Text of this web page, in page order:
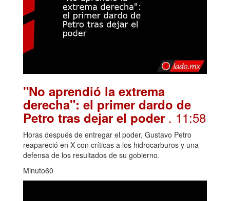
"No aprendió la extrema
derecha": el primer dardo de
Petro tras dejar el poder . 11:58
Horas después de entregar el poder, Gustavo Petro
reapareció en X con críticas a los hidrocarburos y una
defensa de los resultados de su gobierno.
Minuto60